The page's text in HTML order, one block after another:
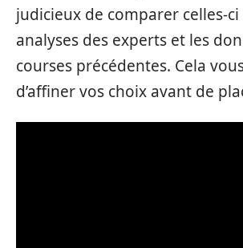
judicieux de comparer celles-ci
analyses des experts et les
courses précédentes. Cela
d’affiner vos choix avant de